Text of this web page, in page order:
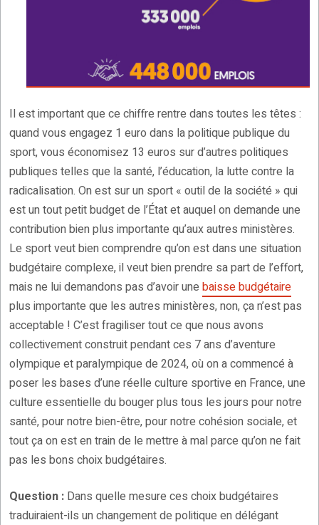
Il est important que ce chiffre rentre dans toutes les têtes :
quand vous engagez 1 euro dans la politique publique du
sport, vous économisez 13 euros sur d’autres politiques
publiques telles que la santé, l’éducation, la lutte contre la
radicalisation. On est sur un sport « outil de la société » qui
est un tout petit budget de l’État et auquel on demande une
contribution bien plus importante qu’aux autres ministères.
Le sport veut bien comprendre qu’on est dans une situation
budgétaire complexe, il veut bien prendre sa part de l’effort,
mais ne lui demandons pas d’avoir une baisse budgétaire
plus importante que les autres ministères, non, ça n’est pas
acceptable ! C’est fragiliser tout ce que nous avons
collectivement construit pendant ces 7 ans d’aventure
olympique et paralympique de 2024, où on a commencé à
poser les bases d’une réelle culture sportive en France, une
culture essentielle du bouger plus tous les jours pour notre
santé, pour notre bien-être, pour notre cohésion sociale, et
tout ça on est en train de le mettre à mal parce qu’on ne fait
pas les bons choix budgétaires.
Question : Dans quelle mesure ces choix budgétaires
traduiraient-ils un changement de politique en délégant